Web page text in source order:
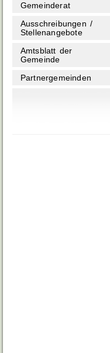
Gemeinderat
Ausschreibungen /
Stellenangebote
Amtsblatt der
Gemeinde
Partnergemeinden